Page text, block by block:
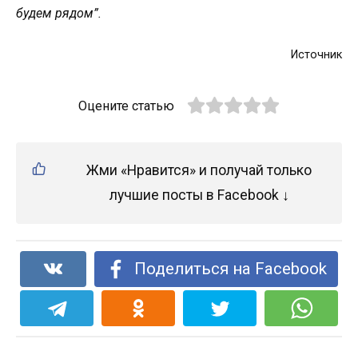
будем рядом”.
Источник
Оцените статью
Жми «Нравится» и получай только
лучшие посты в Facebook ↓
Поделиться на Facebook